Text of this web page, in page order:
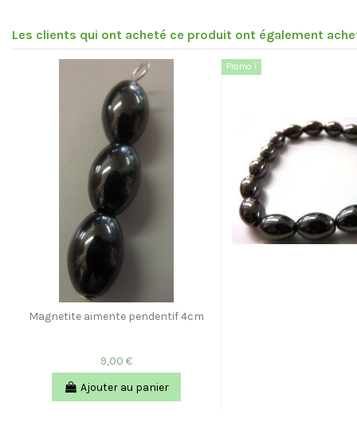
Les clients qui ont acheté ce produit ont également
Magnetite aimente pendentif 4cm
9,00 €
Ajouter au panier
Promo !